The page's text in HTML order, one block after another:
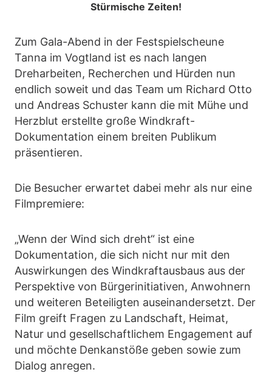
Stürmische Zeiten!
Zum Gala-Abend in der Festspielscheune
Tanna im Vogtland ist es nach langen
Dreharbeiten, Recherchen und Hürden nun
endlich soweit und das Team um Richard Otto
und Andreas Schuster kann die mit Mühe und
Herzblut erstellte große Windkraft-
Dokumentation einem breiten Publikum
präsentieren.
Die Besucher erwartet dabei mehr als nur eine
Filmpremiere:
„Wenn der Wind sich dreht“ ist eine
Dokumentation, die sich nicht nur mit den
Auswirkungen des Windkraftausbaus aus der
Perspektive von Bürgerinitiativen, Anwohnern
und weiteren Beteiligten auseinandersetzt. Der
Film greift Fragen zu Landschaft, Heimat,
Natur und gesellschaftlichem Engagement auf
und möchte Denkanstöße geben sowie zum
Dialog anregen.